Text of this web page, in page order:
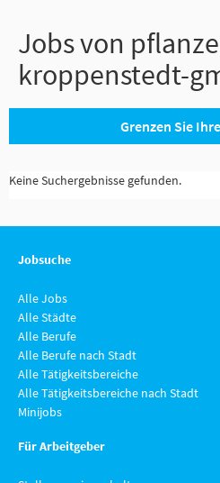
Jobs von
kroppenstedt-
Grenzen Sie
Keine Suchergebnisse gefunden.
Jobsuche
Alle Jobs
Alle Städte
Alle Berufe
Alle Berufe nach Stadt
Alle Tätigkeitsbereiche
Alle Tätigkeitsbereiche nach Stadt
Minijobs
Für Arbeitgeber